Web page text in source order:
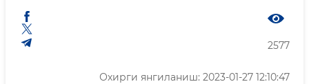
2577
Охирги янгиланиш: 2023-01-27 12:10:47